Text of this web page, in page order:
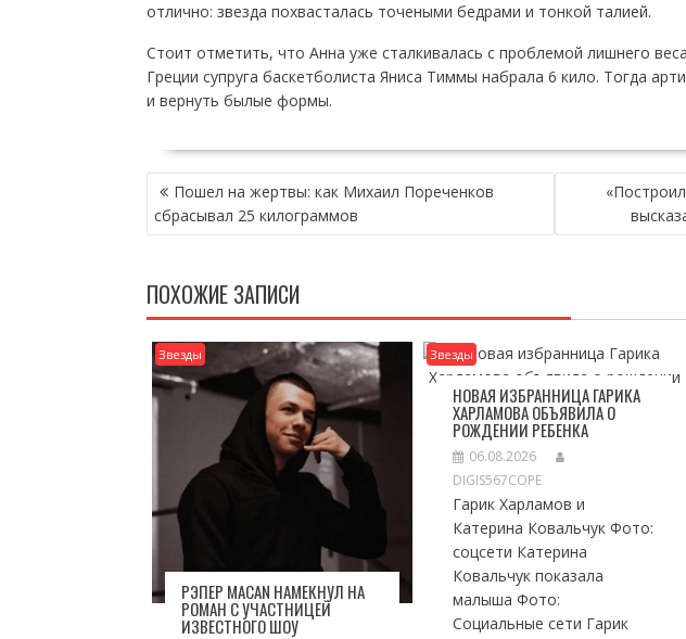
отлично: звезда похвасталась точеными бедрами и тонкой талией.
Стоит отметить, что Анна уже сталкивалась с проблемой лишнего
Греции супруга баскетболиста Яниса Тиммы набрала 6 кило. Тогда
и вернуть былые формы.
НАВИГАЦИЯ
ПО
ЗАПИСЯМ
Пошел на жертвы: как Михаил Пореченков
сбрасывал 25 килограммов
ПОХОЖИЕ ЗАПИСИ
Звезды
РЭПЕР MACAN НАМЕКНУЛ НА
РОМАН С УЧАСТНИЦЕЙ
ИЗВЕСТНОГО ШОУ
Звезды
НОВАЯ ИЗБРАННИЦА ГАРИКА
ХАРЛАМОВА ОБЪЯВИЛА О
РОЖДЕНИИ РЕБЕНКА
06.08.2026
DIGIS567COPE
Гарик Харламов и
Катерина Ковальчук Фото:
соцсети Катерина
Ковальчук показала
малыша Фото:
Социальные сети Гарик